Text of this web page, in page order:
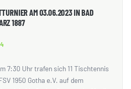
AM 03.06.2023 IN BAD
1887
7:30 Uhr trafen sich 11 Tischtennis
1950 Gotha e.V. auf dem